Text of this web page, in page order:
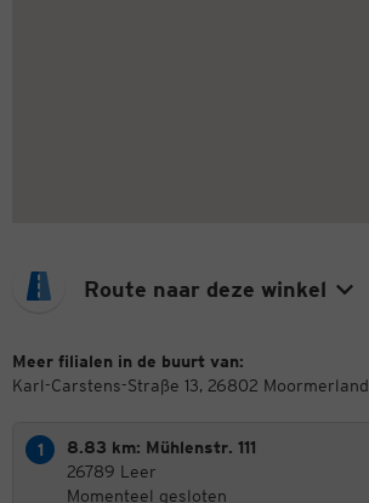
Route naar deze winkel
Meer filialen in de buurt van:
Karl-Carstens-Straße 13, 26802 Moormerland
8.83 km: Mühlenstr. 111
26789 Leer
Momenteel gesloten